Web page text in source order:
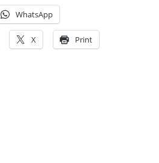
WhatsApp
X Print